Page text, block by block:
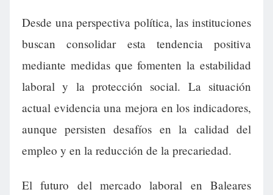
Desde una perspectiva política, las instituciones
buscan consolidar esta tendencia positiva
mediante medidas que fomenten la estabilidad
laboral y la protección social. La situación
actual evidencia una mejora en los indicadores,
aunque persisten desafíos en la calidad del
empleo y en la reducción de la precariedad.
El futuro del mercado laboral en Baleares